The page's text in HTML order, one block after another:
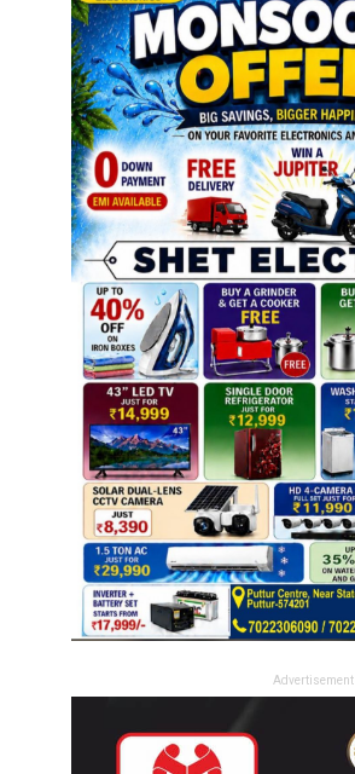
Advertisement